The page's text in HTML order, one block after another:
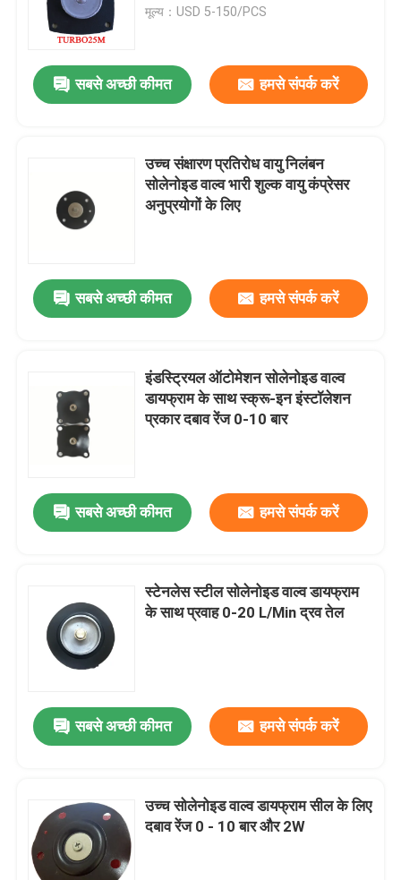
उत्पाद
मूल्य：USD 5-150/PCS
सबसे अच्छी कीमत हमसे संपर्क करें
उच्च संक्षारण प्रतिरोध वायु निलंबन
सोलेनोइड वाल्व भारी शुल्क वायु कंप्रेसर
अनुप्रयोगों के लिए
सबसे अच्छी कीमत हमसे संपर्क करें
इंडस्ट्रियल ऑटोमेशन सोलेनोइड वाल्व
डायफ्राम के साथ स्क्रू-इन इंस्टॉलेशन
प्रकार दबाव रेंज 0-10 बार
सबसे अच्छी कीमत हमसे संपर्क करें
स्टेनलेस स्टील सोलेनोइड वाल्व डायफ्राम
के साथ प्रवाह 0-20 L/Min द्रव तेल
सबसे अच्छी कीमत हमसे संपर्क करें
उच्च सोलेनोइड वाल्व डायफ्राम सील के लिए
दबाव रेंज 0 - 10 बार और 2W